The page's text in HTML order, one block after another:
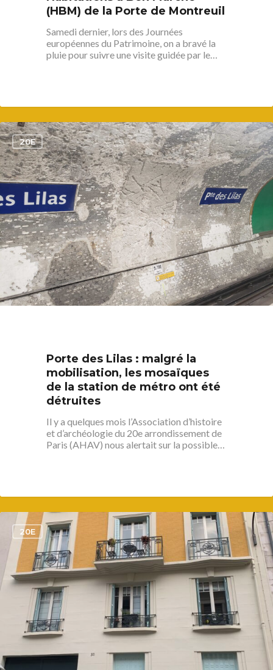
(HBM) de la Porte de Montreuil
Samedi dernier, lors des Journées
européennes du Patrimoine, on a bravé la
pluie pour suivre une visite guidée par le…
20E
Porte des Lilas : malgré la
mobilisation, les mosaïques
de la station de métro ont été
détruites
Il y a quelques mois l’Association d’histoire
et d’archéologie du 20e arrondissement de
Paris (AHAV) nous alertait sur la possible…
1
20E
1
Plaine Lagny
Saint-Blaise / Réunion